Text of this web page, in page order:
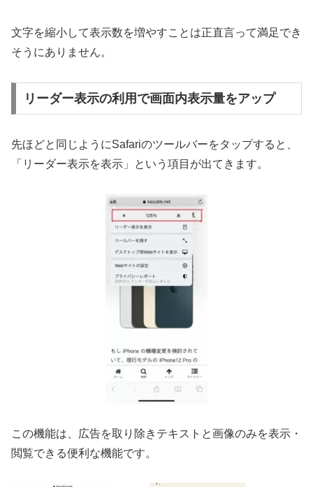
文字を縮小して表示数を増やすことは正直言って満足でき
そうにありません。
リーダー表示の利用で画面内表示量をアップ
先ほどと同じようにSafariのツールバーをタップすると、
「リーダー表示を表示」という項目が出てきます。
この機能は、広告を取り除きテキストと画像のみを表示・
閲覧できる便利な機能です。